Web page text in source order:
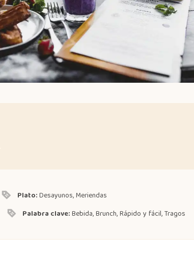
Plato:Desayunos, Meriendas
Palabra clave:Bebida, Brunch, Rápido y fácil, Tragos